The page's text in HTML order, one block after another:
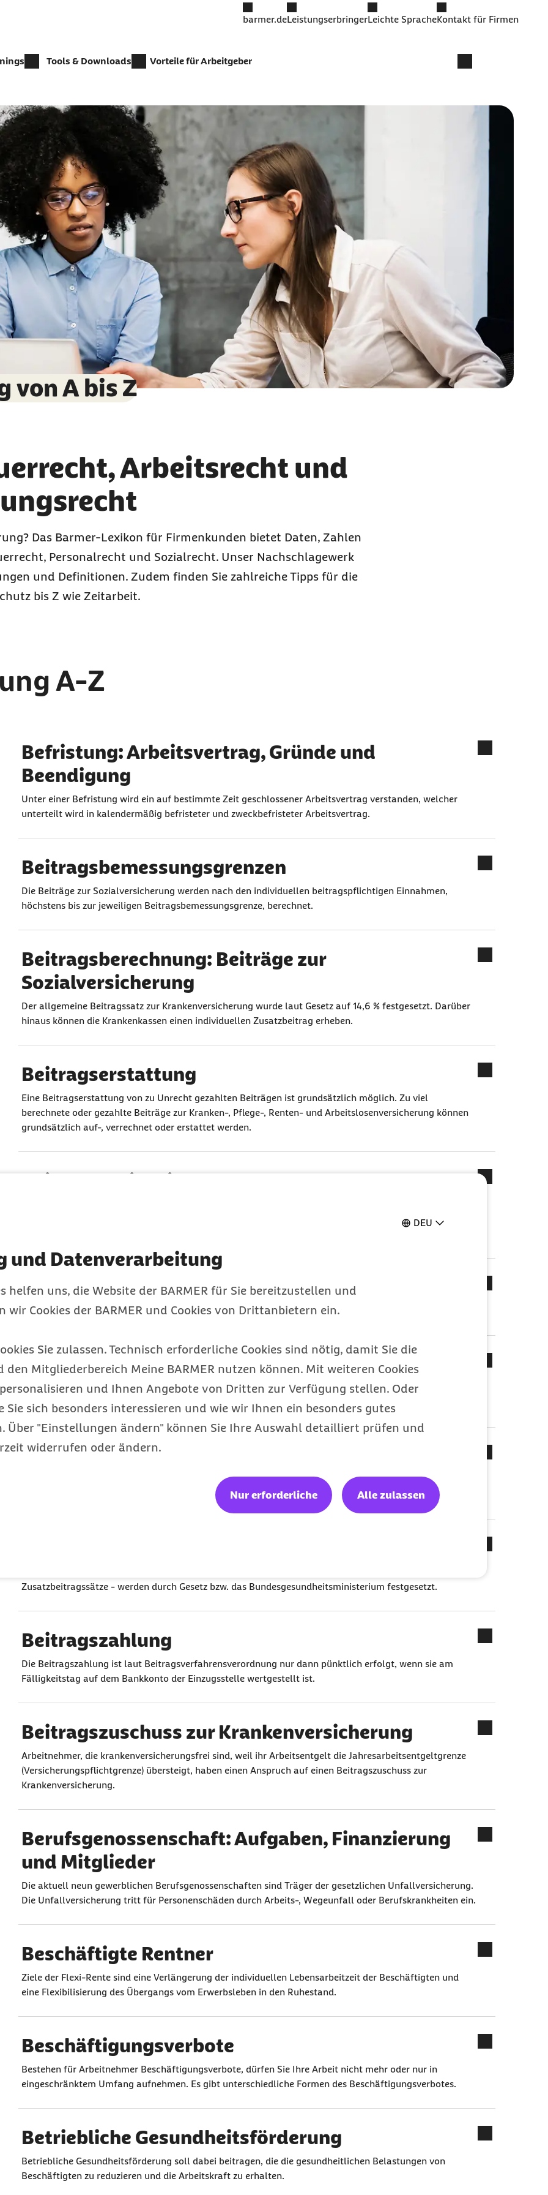
DEU
und Datenverarbeitung
helfen uns, die Website der BARMER für Sie bereitzustellen und
wir Cookies der BARMER und Cookies von Drittanbietern ein.
Sie zulassen. Technisch erforderliche Cookies sind nötig, damit Sie die
Mitgliederbereich Meine BARMER nutzen können. Mit weiteren Cookies
und Ihnen Angebote von Dritten zur Verfügung stellen. Oder
sich besonders interessieren und wie wir Ihnen ein besonders gutes
Über "Einstellungen ändern" können Sie Ihre Auswahl detailliert prüfen und
widerrufen oder ändern.
Nur erforderliche Alle zulassen
barmer.deLeistungserbringerLeichte SpracheKontakt für Firmen
Tools & Downloads Vorteile für Arbeitgeber
von A bis Z
Arbeitsrecht und
Das Barmer-Lexikon für Firmenkunden bietet Daten, Zahlen
Personalrecht und Sozialrecht. Unser Nachschlagewerk
und Definitionen. Zudem finden Sie zahlreiche Tipps für die
bis Z wie Zeitarbeit.
A-Z
Index für Buchstabe "B"
Befristung: Arbeitsvertrag, Gründe und
Beendigung
Unter einer Befristung wird ein auf bestimmte Zeit geschlossener Arbeitsvertrag verstanden, welcher
unterteilt wird in kalendermäßig befristeter und zweckbefristeter Arbeitsvertrag.
Beitragsbemessungsgrenzen
Die Beiträge zur Sozialversicherung werden nach den individuellen beitragspflichtigen Einnahmen,
höchstens bis zur jeweiligen Beitragsbemessungsgrenze, berechnet.
Beitragsberechnung: Beiträge zur
Sozialversicherung
Der allgemeine Beitragssatz zur Krankenversicherung wurde laut Gesetz auf 14,6 % festgesetzt. Darüber
hinaus können die Krankenkassen einen individuellen Zusatzbeitrag erheben.
Beitragserstattung
Eine Beitragserstattung von zu Unrecht gezahlten Beiträgen ist grundsätzlich möglich. Zu viel
berechnete oder gezahlte Beiträge zur Kranken-, Pflege-, Renten- und Arbeitslosenversicherung können
grundsätzlich auf-, verrechnet oder erstattet werden.
Beitragsfälligkeit
Arbeitseinkommen bemessen sind, spätestens am drittletzten Bankarbeitstag des laufenden Monats
Beitragsgruppenschlüssel und Beitragsgruppen
Die Beitragsgruppen sind in den Meldungen zur Sozialversicherung und im Insolvenzgeld verschlüsselt.
Beitragsnachweis
Der Beitragsnachweis enthält die abzuführenden Beiträge getrennt nach Beitragsgruppen und ist vom
Arbeitgeber der Krankenkasse je Entgeltabrechnungszeitraum rechtzeitig vorzulegen.
Beitragspflichtige Einnahmen
Der Ausgangswert für die Berechnung der Beiträge zu allen Zweigen der Sozialversicherung sind die
beitragspflichtigen Einnahmen des Versicherten.
Zusatzbeitragssätze - werden durch Gesetz bzw. das Bundesgesundheitsministerium festgesetzt.
Beitragszahlung
Die Beitragszahlung ist laut Beitragsverfahrensverordnung nur dann pünktlich erfolgt, wenn sie am
Fälligkeitstag auf dem Bankkonto der Einzugsstelle wertgestellt ist.
Beitragszuschuss zur Krankenversicherung
Arbeitnehmer, die krankenversicherungsfrei sind, weil ihr Arbeitsentgelt die Jahresarbeitsentgeltgrenze
(Versicherungspflichtgrenze) übersteigt, haben einen Anspruch auf einen Beitragszuschuss zur
Krankenversicherung.
Berufsgenossenschaft: Aufgaben, Finanzierung
und Mitglieder
Die aktuell neun gewerblichen Berufsgenossenschaften sind Träger der gesetzlichen Unfallversicherung.
Die Unfallversicherung tritt für Personenschäden durch Arbeits-, Wegeunfall oder Berufskrankheiten ein.
Beschäftigte Rentner
Ziele der Flexi-Rente sind eine Verlängerung der individuellen Lebensarbeitzeit der Beschäftigten und
eine Flexibilisierung des Übergangs vom Erwerbsleben in den Ruhestand.
Beschäftigungsverbote
Bestehen für Arbeitnehmer Beschäftigungsverbote, dürfen Sie Ihre Arbeit nicht mehr oder nur in
eingeschränktem Umfang aufnehmen. Es gibt unterschiedliche Formen des Beschäftigungsverbotes.
Betriebliche Gesundheitsförderung
Betriebliche Gesundheitsförderung soll dabei beitragen, die die gesundheitlichen Belastungen von
Beschäftigten zu reduzieren und die Arbeitskraft zu erhalten.